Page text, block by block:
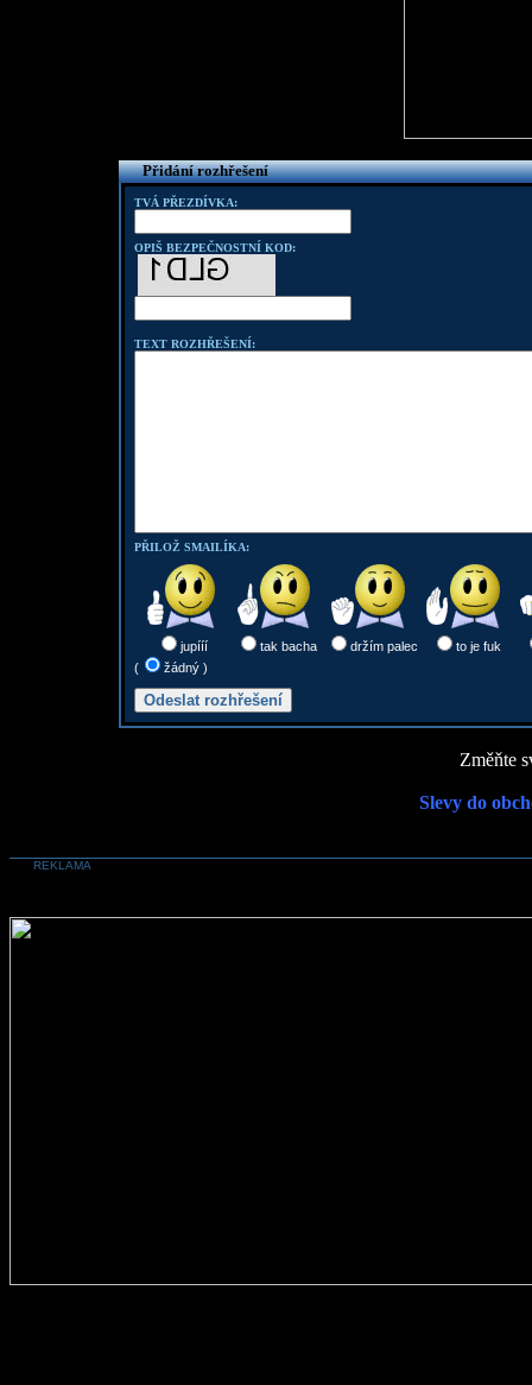
Přidání rozhřešení
TVÁ PŘEZDÍVKA:
OPIŠ BEZPEČNOSTNÍ KOD:
TEXT ROZHŘEŠENÍ:
PŘILOŽ SMAILÍKA:
jupííí tak bacha držím palec
to je fuk
(
žádný )
Změňte
Slevy do
REKLAMA